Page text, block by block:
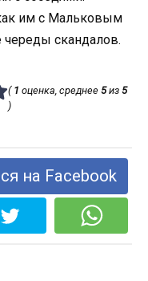
им с Мальковым
череды скандалов.
( 1 оценка, среднее 5из 5
)
на Facebook